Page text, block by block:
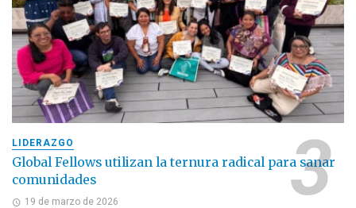
LIDERAZGO
Global Fellows utilizan la ternura radical para sanar
comunidades
19 de marzo de 2026